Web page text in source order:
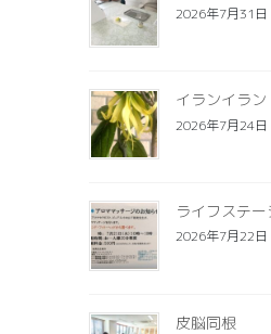
2026年7月31日
イランイラン
2026年7月24日
ライフステー
2026年7月22日
皮脳同根